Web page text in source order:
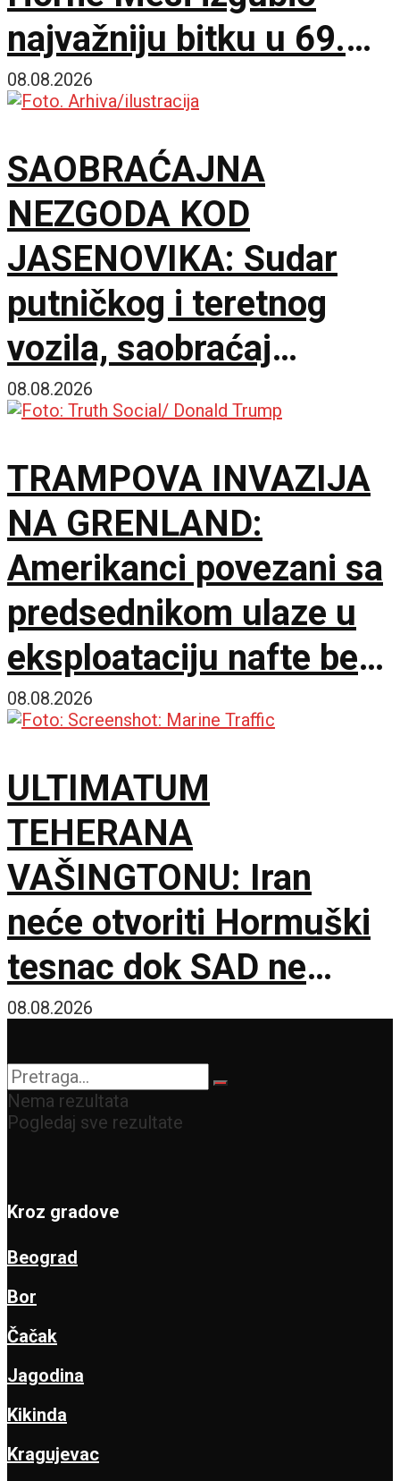
najvažniju bitku u 69.
godini u rodnom
08.08.2026
SAOBRAĆAJNA
NEZGODA KOD
JASENOVIKA: Sudar
putničkog i teretnog
vozila, saobraćaj
delimično obustavljen
08.08.2026
TRAMPOVA INVAZIJA
NA GRENLAND:
Amerikanci povezani sa
predsednikom ulaze u
eksploataciju nafte bez
dozvole
08.08.2026
ULTIMATUM
TEHERANA
VAŠINGTONU: Iran
neće otvoriti Hormuški
tesnac dok SAD ne
ispuni šest uslova
08.08.2026
Nema rezultata
Pogledaj sve rezultate
Kroz gradove
Beograd
Bor
Čačak
Jagodina
Kikinda
Kragujevac